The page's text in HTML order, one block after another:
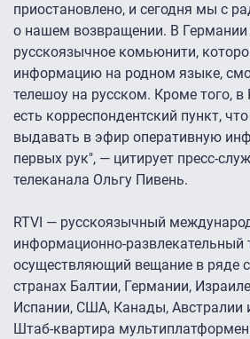
приостановлено, и сегодня мы с
о нашем возвращении. В Германии
русскоязычное комьюнити,
информацию на родном языке,
телешоу на русском. Кроме того, в
есть корреспондентский пункт,
выдавать в эфир оперативную
первых рук", — цитирует пресс-
телеканала Ольгу Пивень.
RTVI — русскоязычный
информационно-развлекательный
осуществляющий вещание в ряде
странах Балтии, Германии,
Испании, США, Канады, Австралии
Штаб-квартира